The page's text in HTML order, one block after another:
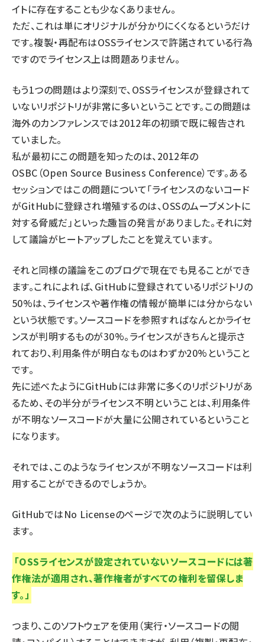
イトに存在することも少なくありません。
ただ、これは単にオリジナルが分かりにくくなるというだけ
です。複製・再配布はOSSライセンスで許諾されている行為
ですのでライセンス上は問題ありません。
もう1つの問題はより深刻で、OSSライセンスが登録されて
いないリポジトリが非常に多いということです。この問題は
海外のカンファレンスでは2012年の初頭で既に報告され
ていました。
私が最初にこの問題を知ったのは、2012年の
OSBC （Open Source Business Conference）です。ある
セッションではこの問題について「ライセンスのないコード
がGitHubに登録され増殖するのは、OSSのムーブメントに
対する脅威だ」といった趣旨の発言がありました。それに対
して議論がヒートアップしたことを覚えています。
それと同様の議論をこのブログで現在でも見ることができ
ます。これによれば、GitHubに登録されているリポジトリの
50%は、ライセンスや著作権の情報が簡単には分からない
という状態です。ソースコードを参照すればなんとかライセ
ンスが判明するものが30%。ライセンスがきちんと提示さ
れており、利用条件が明白なものはわずか20%ということ
です。
先に述べたようにGitHubには非常に多くのリポジトリがあ
るため、その半分がライセンス不明ということは、利用条件
が不明なソースコードが大量に公開されているということ
になります。
それでは、このようなライセンスが不明なソースコードは利
用することができるのでしょうか。
GitHubではNo Licenseのページで次のように説明してい
ます。
「OSSライセンスが設定されていないソースコードには著
作権法が適用され、著作権者がすべての権利を留保しま
す。」
つまり、このソフトウェアを使用（実行・ソースコードの閲